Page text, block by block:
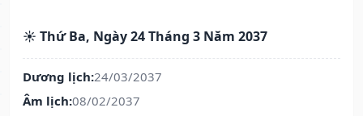
☀️ Thứ Ba, Ngày 24 Tháng 3 Năm 2037
Dương lịch:24/03/2037
Âm lịch:08/02/2037